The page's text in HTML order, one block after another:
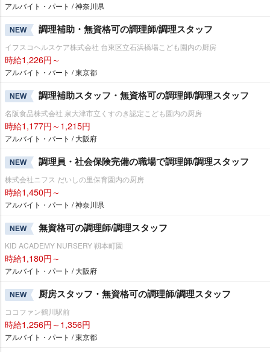
アルバイト・パート / 神奈川県
NEW 調理補助・無資格可の調理師/調理スタッフ
イフスコヘルスケア株式会社 台東区立石浜橋場こども園内の厨房
時給1,226円～
アルバイト・パート / 東京都
NEW 調理補助スタッフ・無資格可の調理師/調理スタッフ
名阪食品株式会社 泉大津市立くすのき認定こども園内の厨房
時給1,177円～1,215円
アルバイト・パート / 大阪府
NEW 調理員・社会保険完備の職場で調理師/調理スタッフ
株式会社ニフス だいしの里保育園内の厨房
時給1,450円～
アルバイト・パート / 神奈川県
NEW 無資格可の調理師/調理スタッフ
KID ACADEMY NURSERY 靱本町園
時給1,180円～
アルバイト・パート / 大阪府
NEW 厨房スタッフ・無資格可の調理師/調理スタッフ
ココファン鶴川駅前
時給1,256円～1,356円
アルバイト・パート / 東京都